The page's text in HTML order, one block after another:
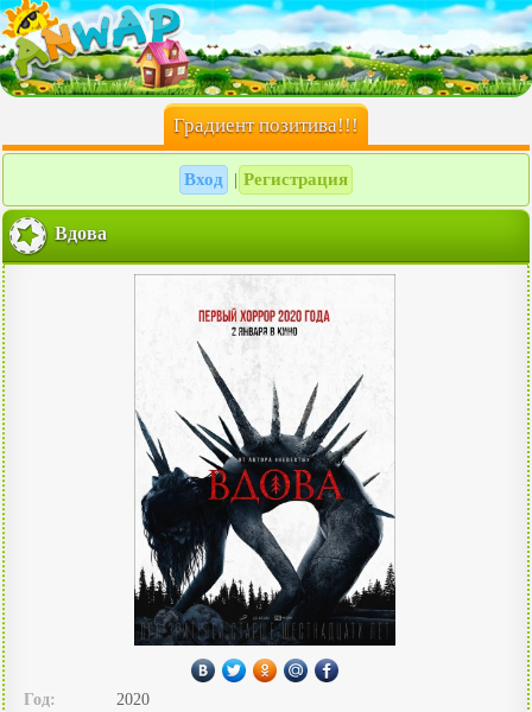
Градиент позитива!!!
Вход Регистрация
Вдова
Год:
2020